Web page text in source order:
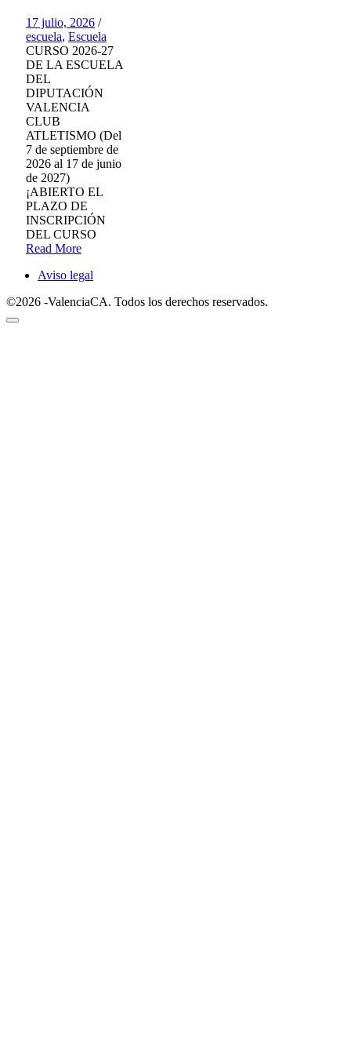
17 julio, 2026 /
escuela, Escuela
CURSO 2026-27
DE LA ESCUELA
DEL
DIPUTACIÓN
VALENCIA
CLUB
ATLETISMO (Del
7 de septiembre de
2026 al 17 de junio
de 2027)
¡ABIERTO EL
PLAZO DE
INSCRIPCIÓN
DEL CURSO
Read More
Aviso legal
©2026 -ValenciaCA. Todos los derechos reservados.